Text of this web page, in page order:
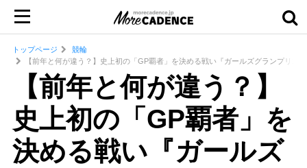
トップページ
競輪
【前年と何が違う？】史上初の「GP覇者」を決める戦い『ガールズグランプリ
【前年と何が違う？】
史上初の「GP覇者」を
決める戦い『ガールズ